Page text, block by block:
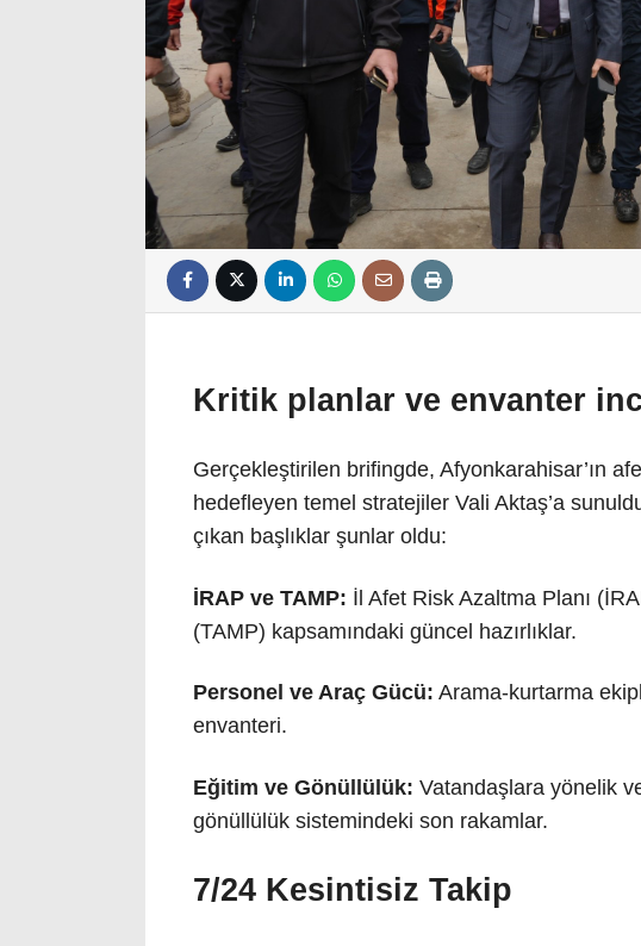
Kritik planlar ve envanter
Gerçekleştirilen brifingde, Afyonkarahisar’ın
hedefleyen temel stratejiler Vali Aktaş’a
çıkan başlıklar şunlar oldu:
İRAP ve TAMP: İl Afet Risk Azaltma Planı
(TAMP) kapsamındaki güncel hazırlıklar.
Personel ve Araç Gücü: Arama-kurtarma
envanteri.
Eğitim ve Gönüllülük: Vatandaşlara yönelik
gönüllülük sistemindeki son rakamlar.
7/24 Kesintisiz Takip